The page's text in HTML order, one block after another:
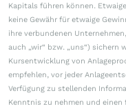
Kapitals führen können.
keine Gewähr für etwaige
ihre verbundenen
auch „wir“ bzw. „uns“)
Kursentwicklung von
empfehlen, vor jeder
Verfügung zu stellenden
Kenntnis zu nehmen und